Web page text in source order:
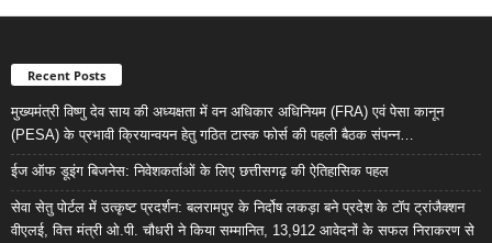
Recent Posts
मुख्यमंत्री विष्णु देव साय की अध्यक्षता में वन अधिकार अधिनियम (FRA) एवं पेसा कानून
(PESA) के प्रभावी क्रियान्वयन हेतु गठित टास्क फोर्स की पहली बैठक संपन्न…
ईज ऑफ डूइंग बिजनेस: निवेशकर्ताओं के लिए छत्तीसगढ़ की ऐतिहासिक पहल
सेवा सेतु पोर्टल में उत्कृष्ट प्रदर्शन: बलरामपुर के निर्दोष लकड़ा बने प्रदेश के टॉप ट्रांजैक्शन
वीएलई, वित्त मंत्री ओ.पी. चौधरी ने किया सम्मानित, 13,912 आवेदनों के सफल निराकरण से